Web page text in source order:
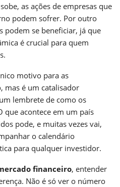
as ações de empresas que
podem sofrer. Por outro
podem se beneficiar, já que
é crucial para quem
motivo para as
mas é um catalisador
lembrete de como os
que acontece em um país
pode, e muitas vezes vai,
o calendário
para qualquer investidor.
financeiro, entender
Não é só ver o número